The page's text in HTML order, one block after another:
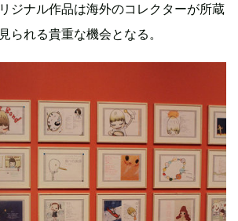
ジナル作品は海外のコレクターが所蔵
られる貴重な機会となる。